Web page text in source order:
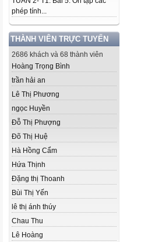
phép tính...
THÀNH VIÊN TRỰC TUYẾN
2686 khách và 68 thành viên
Hoàng Trọng Bình
trần hải an
Lê Thị Phương
ngọc Huyền
Đỗ Thị Phượng
Đõ Thị Huệ
Hà Hồng Cẩm
Hứa Thịnh
Đặng thị Thoanh
Bùi Thị Yến
lê thị ánh thúy
Chau Thu
Lê Hoàng